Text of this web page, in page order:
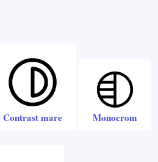
Contrast mare Monocrom